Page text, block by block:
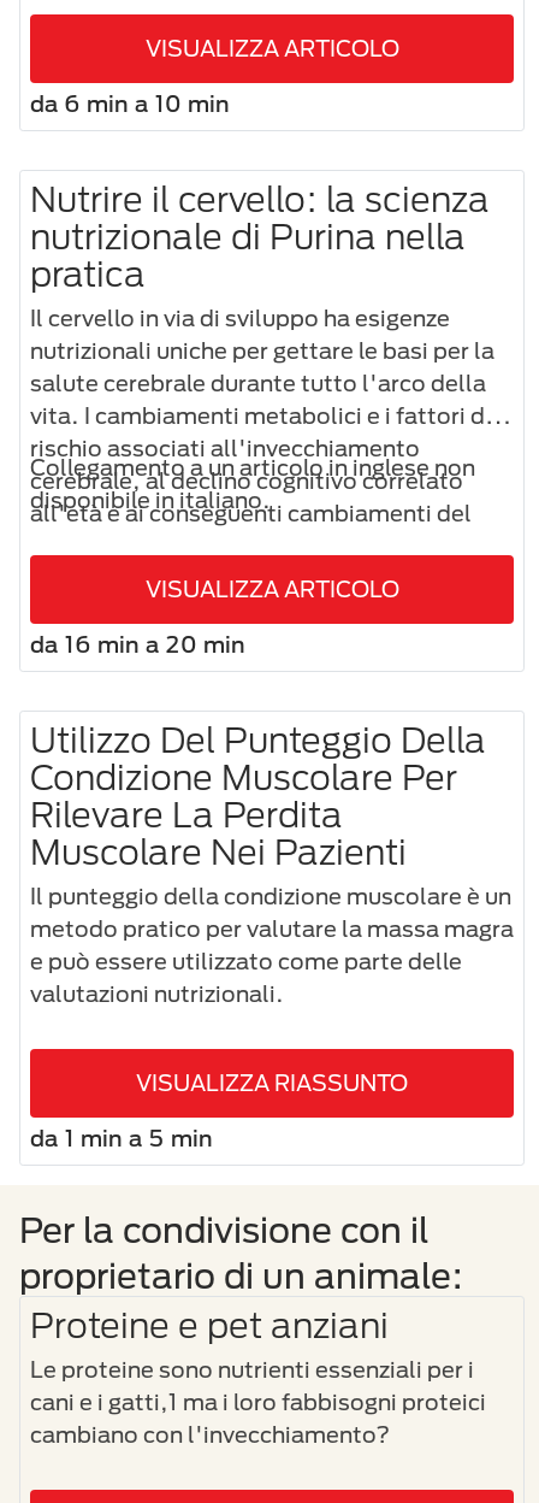
VISUALIZZA ARTICOLO
da 6 min a 10 min
Nutrire il cervello: la scienza
nutrizionale di Purina nella
pratica
Il cervello in via di sviluppo ha esigenze
nutrizionali uniche per gettare le basi per la
salute cerebrale durante tutto l'arco della
vita. I cambiamenti metabolici e i fattori di
rischio associati all'invecchiamento
cerebrale, al declino cognitivo correlato
all'età e ai conseguenti cambiamenti del
con interventi nutrizionali mirati per
sano.
Collegamento a un articolo in inglese non
disponibile in italiano.
VISUALIZZA ARTICOLO
da 16 min a 20 min
Utilizzo Del Punteggio Della
Condizione Muscolare Per
Rilevare La Perdita
Muscolare Nei Pazienti
Il punteggio della condizione muscolare è un
metodo pratico per valutare la massa magra
e può essere utilizzato come parte delle
valutazioni nutrizionali.
VISUALIZZA RIASSUNTO
da 1 min a 5 min
Per la condivisione con il
proprietario di un animale:
Proteine e pet anziani
Le proteine sono nutrienti essenziali per i
cani e i gatti,1 ma i loro fabbisogni proteici
cambiano con l'invecchiamento?